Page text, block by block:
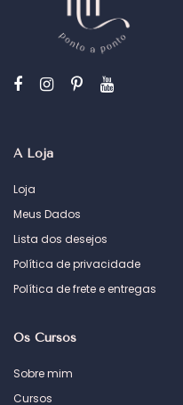
A Loja
Loja
Meus Dados
Lista dos desejos
Política de privacidade
Política de frete e entregas
Os Cursos
Sobre mim
Cursos